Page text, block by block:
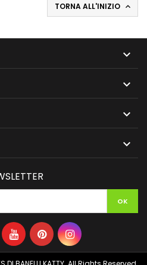
TORNA ALL'INIZIO 



